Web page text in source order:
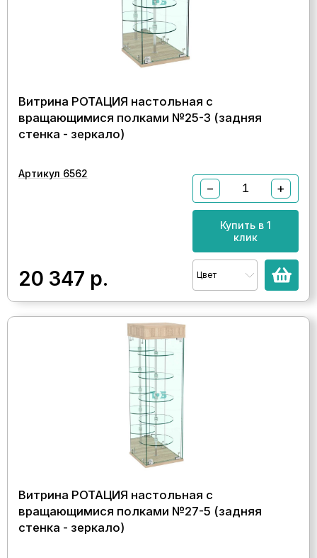
Витрина РОТАЦИЯ настольная с
вращающимися полками №25-3 (задняя
стенка - зеркало)
Артикул 6562
20 347 р.
− +
Купить в 1
клик
Цвет
Витрина РОТАЦИЯ настольная с
вращающимися полками №27-5 (задняя
стенка - зеркало)